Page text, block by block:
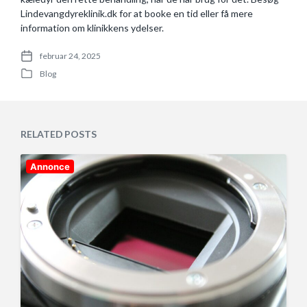
Lindevangdyreklinik.dk for at booke en tid eller få mere
information om klinikkens ydelser.
P
t
februar 24, 2025
P
d
i
n
Blog
RELATED POSTS
Annonce